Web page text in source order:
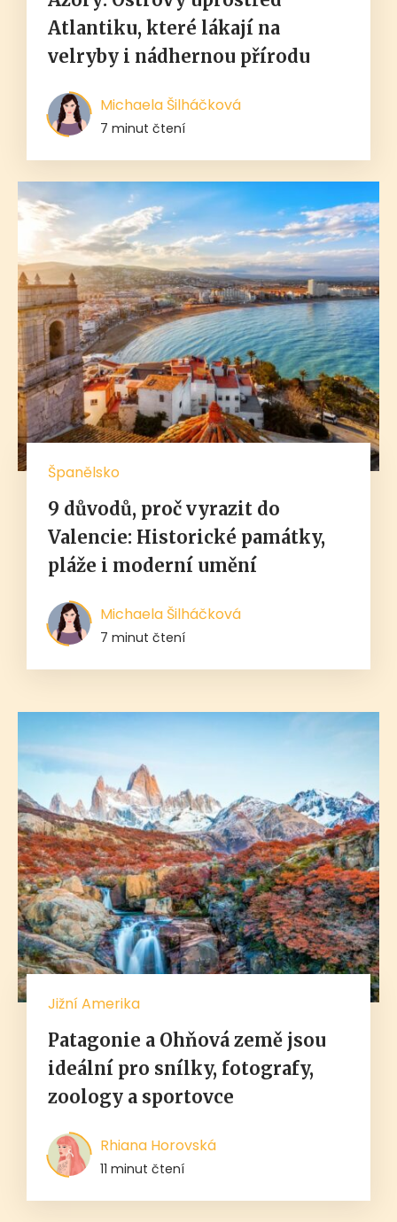
Atlantiku, které lákají na
velryby i nádhernou přírodu
Michaela Šilháčková
7 minut čtení
Španělsko
9 důvodů, proč vyrazit do
Valencie: Historické památky,
pláže i moderní umění
Michaela Šilháčková
7 minut čtení
Jižní Amerika
Patagonie a Ohňová země jsou
ideální pro snílky, fotografy,
zoology a sportovce
Rhiana Horovská
11 minut čtení